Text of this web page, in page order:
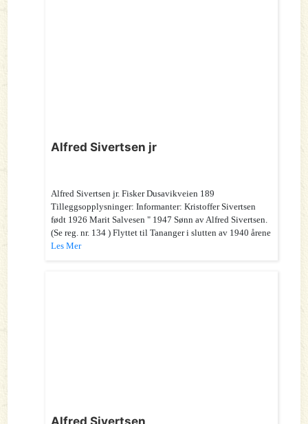
Alfred Sivertsen jr
Alfred Sivertsen jr. Fisker Dusavikveien 189
Tilleggsopplysninger: Informanter: Kristoffer Sivertsen
født 1926 Marit Salvesen " 1947 Sønn av Alfred Sivertsen.
(Se reg. nr. 134 ) Flyttet til Tananger i slutten av 1940 årene
Les Mer
Alfred Sivertsen